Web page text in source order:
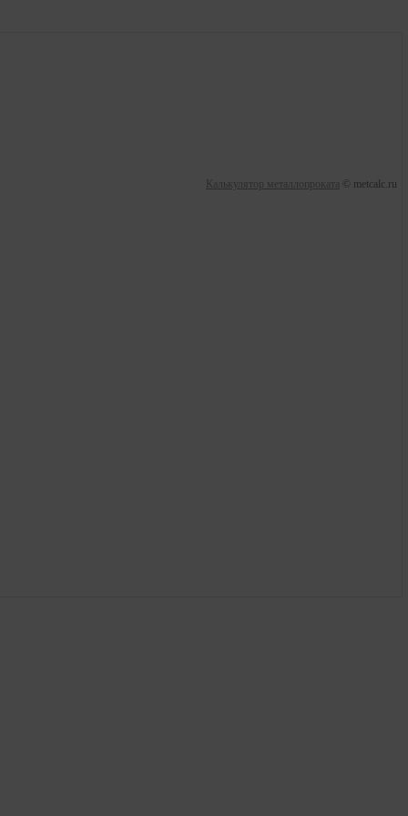
Калькулятор металлопроката © metcalc.ru